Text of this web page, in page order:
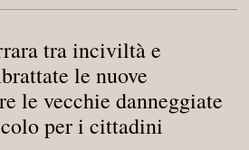
tra inciviltà e
le nuove
le vecchie danneggiate
per i cittadini